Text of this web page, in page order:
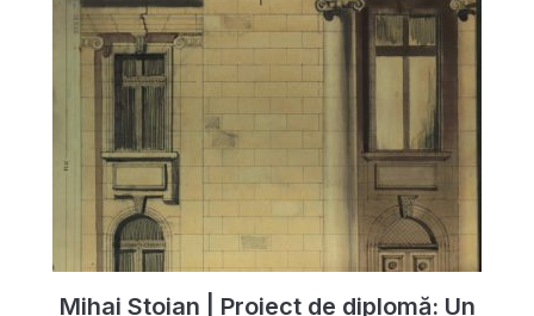
Mihai Stoian | Proiect de diplomă: Un